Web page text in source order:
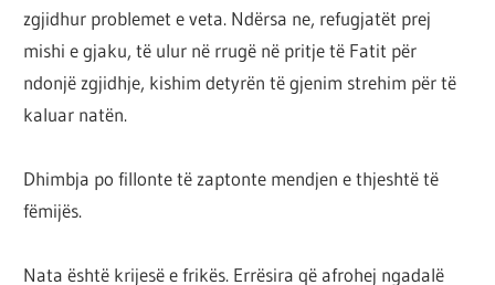
zgjidhur problemet e veta. Ndërsa ne, refugjatët prej
mishi e gjaku, të ulur në rrugë në pritje të Fatit për
ndonjë zgjidhje, kishim detyrën të gjenim strehim për të
kaluar natën.
Dhimbja po fillonte të zaptonte mendjen e thjeshtë të
fëmijës.
Nata është krijesë e frikës. Errësira që afrohej ngadalë